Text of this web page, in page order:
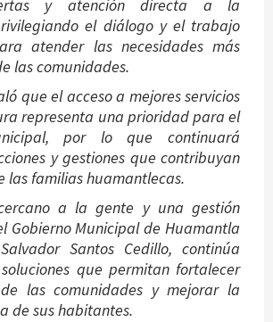
y atención directa a la
el diálogo y el trabajo
atender las necesidades más
las comunidades.
que el acceso a mejores servicios
representa una prioridad para el
por lo que continuará
y gestiones que contribuyan
las familias huamantlecas.
a la gente y una gestión
Gobierno Municipal de Huamantla
Santos Cedillo, continúa
que permitan fortalecer
las comunidades y mejorar la
de sus habitantes.